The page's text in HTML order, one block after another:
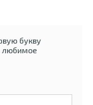
букву
любимое